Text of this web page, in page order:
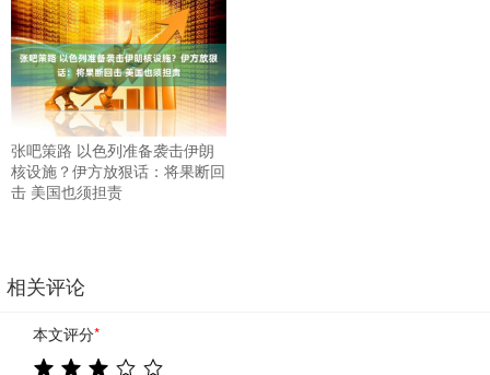
张吧策路 以色列准备袭击伊朗
核设施？伊方放狠话：将果断回
击 美国也须担责
相关评论
本文评分*